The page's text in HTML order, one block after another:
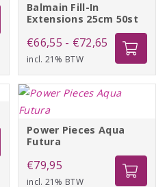
Balmain Fill-In
Extensions 25cm 50st
€66,55 - €72,65 Prijsklasse:
€66,55
tot
€72,65
incl. 21% BTW
Power Pieces Aqua
Futura
€79,95
incl. 21% BTW